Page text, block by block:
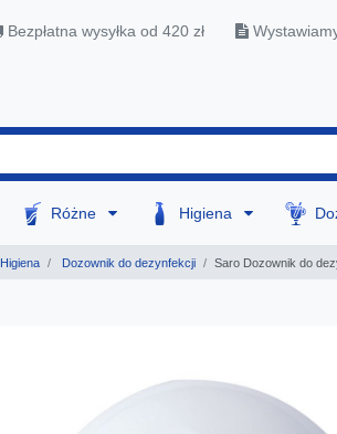
Bezpłatna wysyłka od 420 zł
Różne Higiena
Higiena Dozownik do dezynfekcji Saro Dozownik do